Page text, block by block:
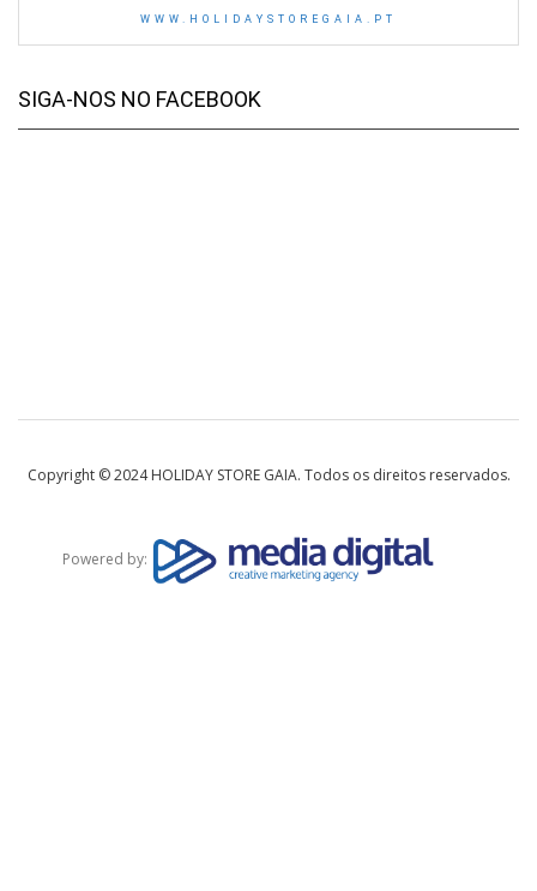
WWW.HOLIDAYSTOREGAIA.PT
SIGA-NOS NO FACEBOOK
Copyright © 2024 HOLIDAY STORE GAIA. Todos os direitos reservados.
Powered by: